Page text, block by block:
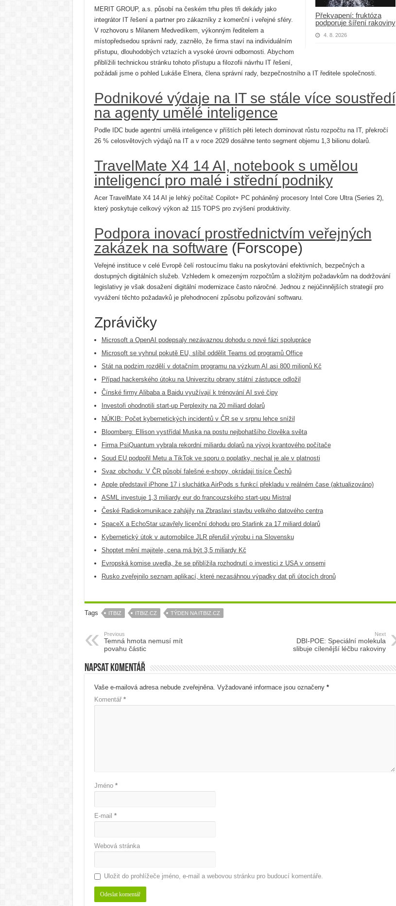
Překvapení: fruktóza
podporuje šíření rakoviny
4. 8. 2026
MERIT GROUP, a.s. působí na českém trhu přes tři dekády jako
integrátor IT řešení a partner pro zákazníky z komerční i veřejné sféry.
V rozhovoru s Milanem Medvedíkem, výkonným ředitelem a
místopředsedou správní rady, zaznělo, že firma staví na individuálním
přístupu, dlouhodobých vztazích a vysoké úrovni odbornosti. Abychom
přiblížili technickou stránku tohoto přístupu a filozofii návrhu IT řešení,
požádali jsme o pohled Lukáše Elnera, člena správní rady, bezpečnostního a IT ředitele společnosti.
Podnikové výdaje na IT se stále více soustředí
na agenty umělé inteligence
Podle IDC bude agentní umělá inteligence v příštích pěti letech dominovat růstu rozpočtu na IT, překročí
26 % celosvětových výdajů na IT a v roce 2029 dosáhne tento segment objemu 1,3 bilionu dolarů.
TravelMate X4 14 AI, notebook s umělou
inteligencí pro malé i střední podniky
Acer TravelMate X4 14 AI je lehký počítač Copilot+ PC poháněný procesory Intel Core Ultra (Series 2),
který poskytuje celkový výkon až 115 TOPS pro zvýšení produktivity.
Podpora inovací prostřednictvím veřejných
zakázek na software (Forscope)
Veřejné instituce v celé Evropě čelí rostoucímu tlaku na poskytování efektivních, bezpečných a
dostupných digitálních služeb. Vzhledem k omezeným rozpočtům a složitým požadavkům na dodržování
legislativy je však dosažení digitální modernizace často náročné. Jednou z nejúčinnějších strategií pro
vyvážení těchto požadavků je přehodnocení způsobu pořizování softwaru.
Zprávičky
Microsoft a OpenAI podepsaly nezávaznou dohodu o nové fázi spolupráce
Microsoft se vyhnul pokutě EU, slíbil oddělit Teams od programů Office
Stát na podzim rozdělí v dotačním programu na výzkum AI asi 800 milionů Kč
Případ hackerského útoku na Univerzitu obrany státní zástupce odložil
Čínské firmy Alibaba a Baidu využívají k trénování AI své čipy
Investoři ohodnotili start-up Perplexity na 20 miliard dolarů
NÚKIB: Počet kybernetických incidentů v ČR se v srpnu lehce snížil
Bloomberg: Ellison vystřídal Muska na postu nejbohatšího člověka světa
Firma PsiQuantum vybrala rekordní miliardu dolarů na vývoj kvantového počítače
Soud EU podpořil Metu a TikTok ve sporu o poplatky, nechal je ale v platnosti
Svaz obchodu: V ČR působí falešné e-shopy, okrádají tisíce Čechů
Apple představil iPhone 17 i sluchátka AirPods s funkcí překladu v reálném čase (aktualizováno)
ASML investuje 1,3 miliardy eur do francouzského start-upu Mistral
České Radiokomunikace zahájily na Zbraslavi stavbu velkého datového centra
SpaceX a EchoStar uzavřely licenční dohodu pro Starlink za 17 miliard dolarů
Kybernetický útok v automobilce JLR přerušil výrobu i na Slovensku
Shoptet mění majitele, cena má být 3,5 miliardy Kč
Evropská komise uvedla, že se přiblížila rozhodnutí o investici z USA v onsemi
Rusko zveřejnilo seznam aplikací, které nezasáhnou výpadky dat při útocích dronů
Tags ITBIZ ITBIZ.CZ TÝDEN NA ITBIZ.CZ
Previous
Temná hmota nemusí mít
povahu částic
Next
DBI-POE: Speciální molekula
slibuje cílenější léčbu rakoviny
Napsat komentář
Vaše e-mailová adresa nebude zveřejněna. Vyžadované informace jsou označeny *
Komentář *
Jméno *
E-mail *
Webová stránka
Uložit do prohlížeče jméno, e-mail a webovou stránku pro budoucí komentáře.